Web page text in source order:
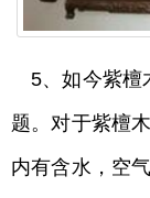
5、如今紫檀
题。对于紫檀
内有含水，空